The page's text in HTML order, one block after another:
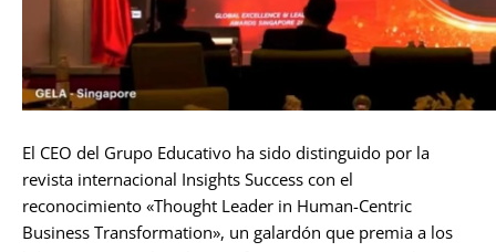
El CEO del Grupo Educativo ha sido distinguido por la
revista internacional Insights Success con el
reconocimiento «Thought Leader in Human-Centric
Business Transformation», un galardón que premia a los